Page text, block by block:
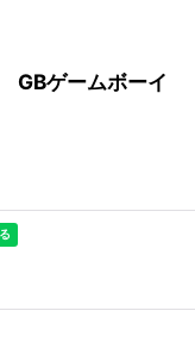
ゲームボーイ